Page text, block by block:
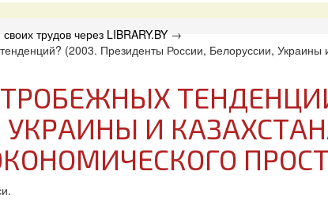
трудов через LIBRARY.BY →
(2003. Президенты России, Белоруссии, Украины
УКРАИНЫ И